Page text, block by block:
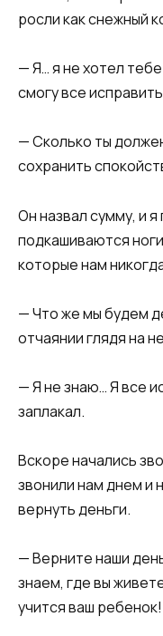
росли как снежный
​​— Я… я не хотел
смогу все
​​— Сколько ты
сохранить
​​Он назвал сумму, и я
подкашиваются
которые нам
​​— Что же мы будем
отчаянии глядя на
​​— Я не знаю… Я все
заплакал.​​
​​Вскоре начались
звонили нам днем и
вернуть деньги.​​
​​— Верните наши
знаем, где вы
учится ваш